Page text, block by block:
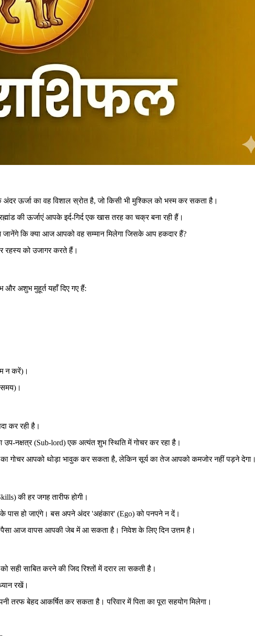
ऊर्जा का वह विशाल स्रोत है, जो किसी भी मुश्किल को भस्म कर सकता है।
की ऊर्जाएं आपके इर्द-गिर्द एक खास तरह का चक्र बना रही हैं।
कि क्या आज आपको वह सम्मान मिलेगा जिसके आप हकदार हैं?
रहस्य को उजागर करते हैं।
अशुभ मुहूर्त यहाँ दिए गए हैं:
न करें)।
कर रही है।
नक्षत्र (Sub-lord) एक अत्यंत शुभ स्थिति में गोचर कर रहा है।
गोचर आपको थोड़ा भावुक कर सकता है, लेकिन सूर्य का तेज आपको कमजोर नहीं पड़ने देगा।
की हर जगह तारीफ होगी।
पास हो जाएंगे। बस अपने अंदर 'अहंकार' (Ego) को पनपने न दें।
आज वापस आपकी जेब में आ सकता है। निवेश के लिए दिन उत्तम है।
सही साबित करने की जिद रिश्तों में दरार ला सकती है।
रखें।
बेहद आकर्षित कर सकता है। परिवार में पिता का पूरा सहयोग मिलेगा।